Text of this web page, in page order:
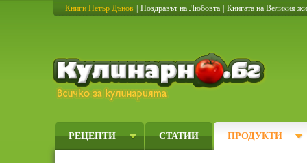
Книги Петър Дънов Поздравът на Любовта Книгата на Великия
РЕЦЕПТИ СТАТИИ ПРОДУКТИ